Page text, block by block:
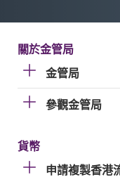
關於金管局
金管局
參觀金管局
貨幣
申請複製香港